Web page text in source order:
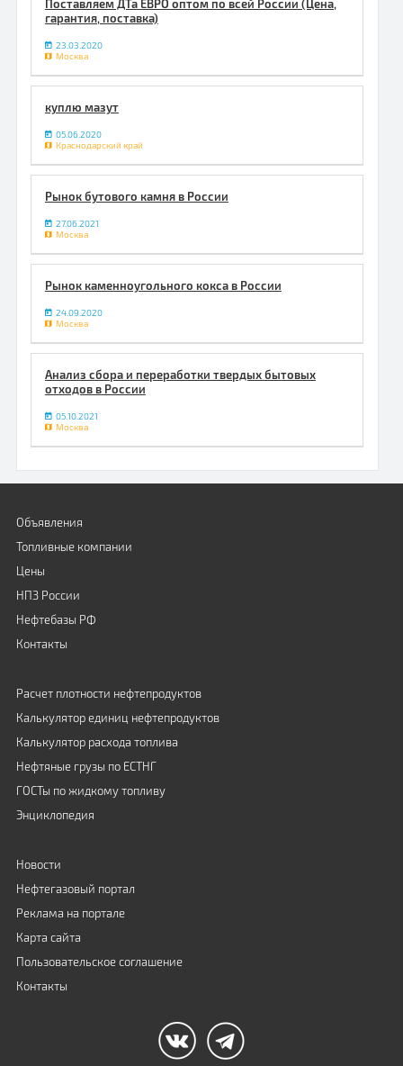
Поставляем ДТа ЕВРО оптом по всей России (Цена,
гарантия, поставка)
23.03.2020
Москва
куплю мазут
05.06.2020
Краснодарский край
Рынок бутового камня в России
27.06.2021
Москва
Рынок каменноугольного кокса в России
24.09.2020
Москва
Анализ сбора и переработки твердых бытовых
отходов в России
05.10.2021
Москва
Объявления
Топливные компании
Цены
НПЗ России
Нефтебазы РФ
Контакты
Расчет плотности нефтепродуктов
Калькулятор единиц нефтепродуктов
Калькулятор расхода топлива
Нефтяные грузы по ЕСТНГ
ГОСТы по жидкому топливу
Энциклопедия
Новости
Нефтегазовый портал
Реклама на портале
Карта сайта
Пользовательское соглашение
Контакты